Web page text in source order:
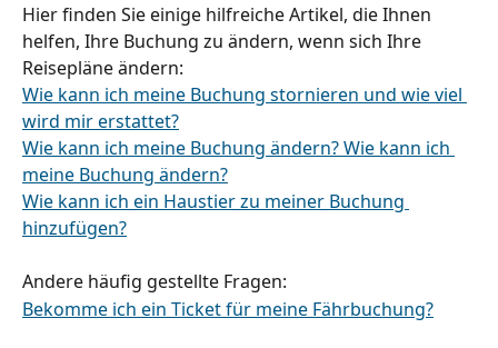
Hier finden Sie einige hilfreiche Artikel, die Ihnen
helfen, Ihre Buchung zu ändern, wenn sich Ihre
Reisepläne ändern:
Wie kann ich meine Buchung stornieren und wie viel
wird mir erstattet?
Wie kann ich meine Buchung ändern? Wie kann ich
meine Buchung ändern?
Wie kann ich ein Haustier zu meiner Buchung
hinzufügen?
Andere häufig gestellte Fragen:
Bekomme ich ein Ticket für meine Fährbuchung?